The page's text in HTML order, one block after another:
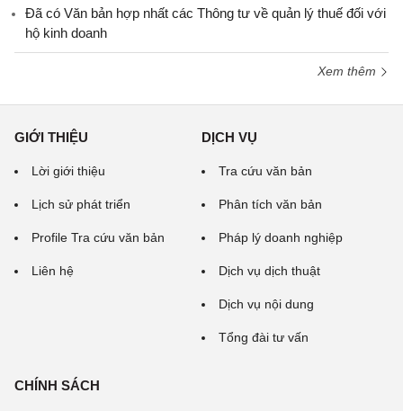
Đã có Văn bản hợp nhất các Thông tư về quản lý thuế đối với
hộ kinh doanh
Xem thêm
GIỚI THIỆU
Lời giới thiệu
Lịch sử phát triển
Profile Tra cứu văn bản
Liên hệ
DỊCH VỤ
Tra cứu văn bản
Phân tích văn bản
Pháp lý doanh nghiệp
Dịch vụ dịch thuật
Dịch vụ nội dung
Tổng đài tư vấn
CHÍNH SÁCH